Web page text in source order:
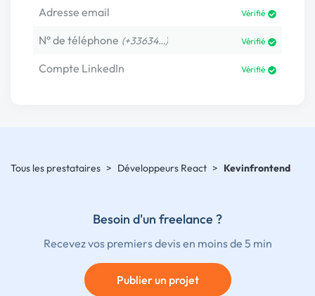
Adresse email Vérifié
N° de téléphone (+33634…) Vérifié
Compte LinkedIn Vérifié
Tous les prestataires > Développeurs React > Kevinfrontend
Besoin d'un freelance ?
Recevez vos premiers devis en moins de 5 min
Publier un projet